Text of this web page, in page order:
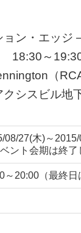
ン・エッジ
18:30～
（
シスビル地
08/27(木)～
ント会期は終了
～20:00（最終日